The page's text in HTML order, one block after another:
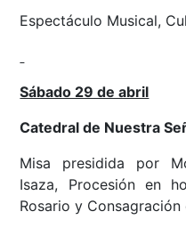
Espectáculo Musical,
Sábado 29 de abril
Catedral de Nuestra
Misa presidida por
Isaza, Procesión en
Rosario y